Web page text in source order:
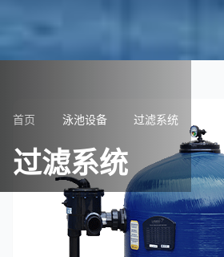
首页 泳池设备 过滤系统
过滤系统